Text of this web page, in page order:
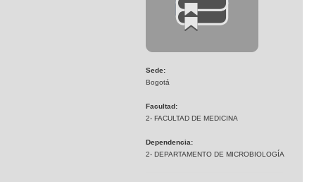
Sede:
Bogotá
Facultad:
2- FACULTAD DE MEDICINA
Dependencia:
2- DEPARTAMENTO DE MICROBIOLOGÍA